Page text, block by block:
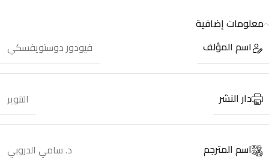
معلومات إضافية
اسم المؤلف
فيودور دوستويفسكي
دار النشر التنوير
اسم المترجم د. سامي الدروبي